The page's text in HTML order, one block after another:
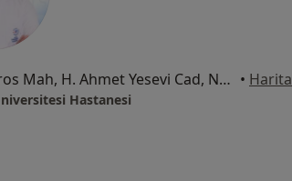
Barbaros Mah, H. Ahmet Yesevi Cad, No: 149 Güneşli - Bağcılar / İstanbul, Bağcılar • Harita
Hastanesi